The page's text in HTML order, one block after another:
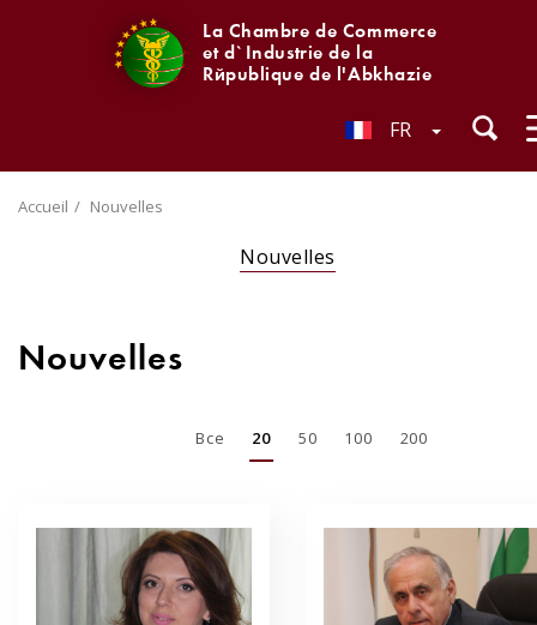
La Chambre de Commerce
et d`Industrie de la
République de l'Abkhazie
FR
Accueil Nouvelles
Nouvelles
Nouvelles
Все 20 50 100 200